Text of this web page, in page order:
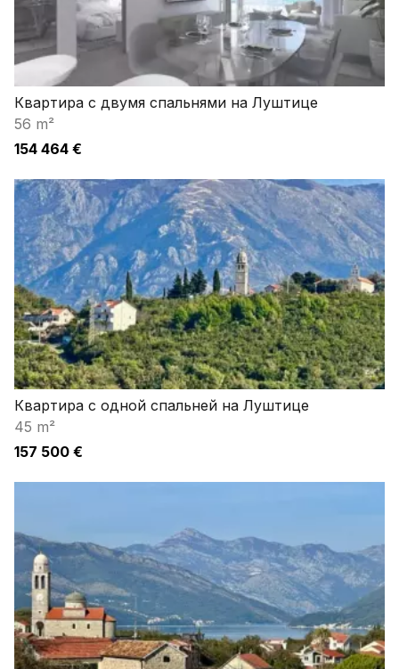
Квартира с двумя спальнями на Луштице
56 m²
154 464 €
Квартира с одной спальней на Луштице
45 m²
157 500 €